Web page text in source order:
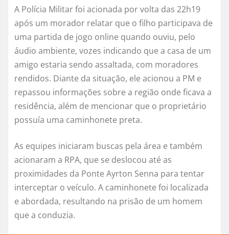
A Polícia Militar foi acionada por volta das 22h19
após um morador relatar que o filho participava de
uma partida de jogo online quando ouviu, pelo
áudio ambiente, vozes indicando que a casa de um
amigo estaria sendo assaltada, com moradores
rendidos. Diante da situação, ele acionou a PM e
repassou informações sobre a região onde ficava a
residência, além de mencionar que o proprietário
possuía uma caminhonete preta.
As equipes iniciaram buscas pela área e também
acionaram a RPA, que se deslocou até as
proximidades da Ponte Ayrton Senna para tentar
interceptar o veículo. A caminhonete foi localizada
e abordada, resultando na prisão de um homem
que a conduzia.